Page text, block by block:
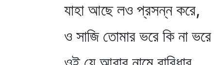
যাহা আছে লও প্রসন্ন করে,
ও সাজি তোমার ভরে কি না ভরে